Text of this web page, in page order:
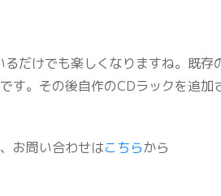
だけでも楽しくなりますね。既
す。その後自作のCDラックを追
お問い合わせはこちらから